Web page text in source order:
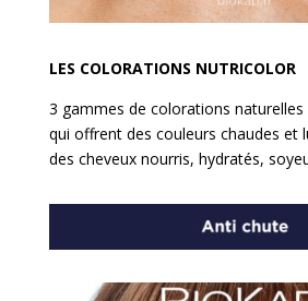
LES COLORATIONS NUTRICOLOR
3 gammes de colorations
qui offrent des couleurs chaudes et
des cheveux nourris, hydratés,